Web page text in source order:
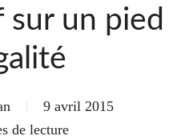
un pied
9 avril 2015
de lecture